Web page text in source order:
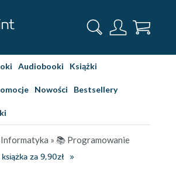
Audiobooki Książki
Nowości Bestsellery
Informatyka » 📚 Programowanie
za 9,90zł